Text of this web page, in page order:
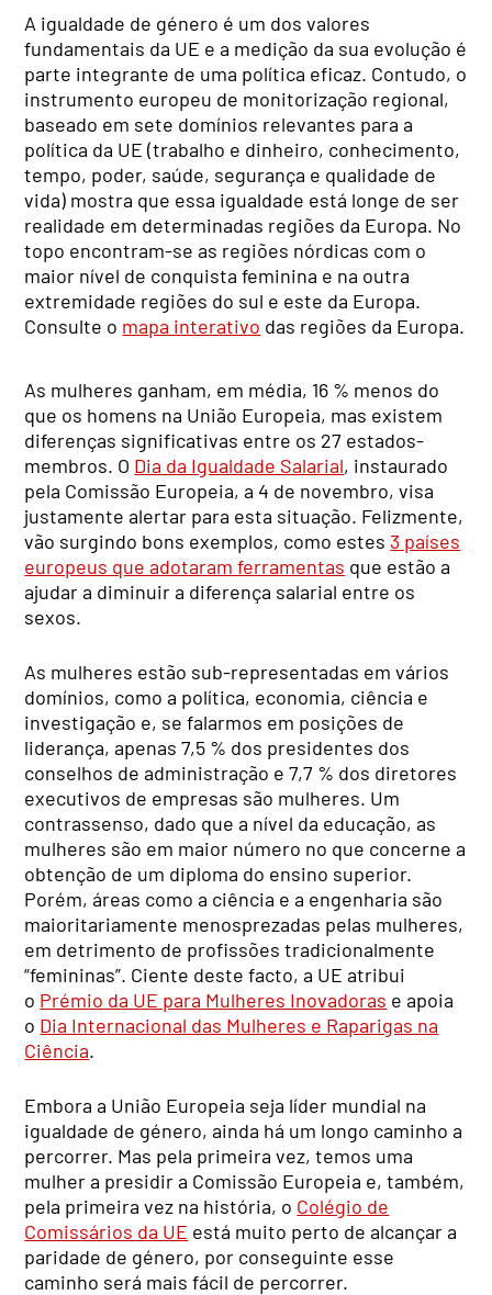
A igualdade de género é um dos valores
fundamentais da UE e a medição da sua evolução é
parte integrante de uma política eficaz. Contudo, o
instrumento europeu de monitorização regional,
baseado em sete domínios relevantes para a
política da UE (trabalho e dinheiro, conhecimento,
tempo, poder, saúde, segurança e qualidade de
vida) mostra que essa igualdade está longe de ser
realidade em determinadas regiões da Europa. No
topo encontram-se as regiões nórdicas com o
maior nível de conquista feminina e na outra
extremidade regiões do sul e este da Europa.
Consulte o mapa interativo das regiões da Europa.
As mulheres ganham, em média, 16 % menos do
que os homens na União Europeia, mas existem
diferenças significativas entre os 27 estados-
membros. O Dia da Igualdade Salarial, instaurado
pela Comissão Europeia, a 4 de novembro, visa
justamente alertar para esta situação. Felizmente,
vão surgindo bons exemplos, como estes 3 países
europeus que adotaram ferramentas que estão a
ajudar a diminuir a diferença salarial entre os
sexos.
As mulheres estão sub-representadas em vários
domínios, como a política, economia, ciência e
investigação e, se falarmos em posições de
liderança, apenas 7,5 % dos presidentes dos
conselhos de administração e 7,7 % dos diretores
executivos de empresas são mulheres. Um
contrassenso, dado que a nível da educação, as
mulheres são em maior número no que concerne a
obtenção de um diploma do ensino superior.
Porém, áreas como a ciência e a engenharia são
maioritariamente menosprezadas pelas mulheres,
em detrimento de profissões tradicionalmente
“femininas”. Ciente deste facto, a UE atribui
o Prémio da UE para Mulheres Inovadoras e apoia
o Dia Internacional das Mulheres e Raparigas na
Ciência.
Embora a União Europeia seja líder mundial na
igualdade de género, ainda há um longo caminho a
percorrer. Mas pela primeira vez, temos uma
mulher a presidir a Comissão Europeia e, também,
pela primeira vez na história, o Colégio de
Comissários da UE está muito perto de alcançar a
paridade de género, por conseguinte esse
caminho será mais fácil de percorrer.